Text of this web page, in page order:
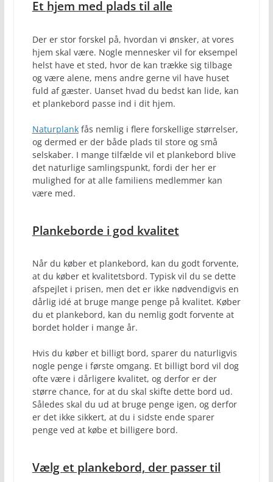
Et hjem med plads til alle
Der er stor forskel på, hvordan vi ønsker, at vores
hjem skal være. Nogle mennesker vil for eksempel
helst have et sted, hvor de kan trække sig tilbage
og være alene, mens andre gerne vil have huset
fuld af gæster. Uanset hvad du bedst kan lide, kan
et plankebord passe ind i dit hjem.
Naturplankfås nemlig i flere forskellige størrelser,
og dermed er der både plads til store og små
selskaber. I mange tilfælde vil et plankebord blive
det naturlige samlingspunkt, fordi der her er
mulighed for at alle familiens medlemmer kan
være med.
Plankeborde i god kvalitet
Når du køber et plankebord, kan du godt forvente,
at du køber et kvalitetsbord. Typisk vil du se dette
afspejlet i prisen, men det er ikke nødvendigvis en
dårlig idé at bruge mange penge på kvalitet. Køber
du et plankebord, kan du nemlig godt forvente at
bordet holder i mange år.
Hvis du køber et billigt bord, sparer du naturligvis
nogle penge i første omgang. Et billigt bord vil dog
ofte være i dårligere kvalitet, og derfor er der
større chance, for at du skal skifte dette bord ud.
Således skal du ud at bruge penge igen, og derfor
er det ikke sikkert, at du i sidste ende sparer
penge ved at købe et billigere bord.
Vælg et plankebord, der passer til